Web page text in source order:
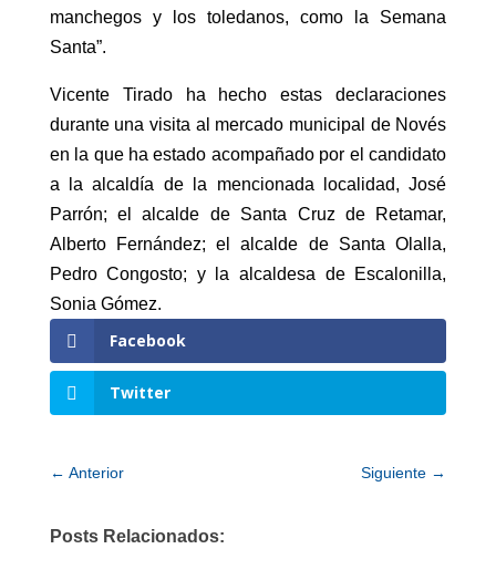
manchegos y los toledanos, como la Semana
Santa”.
Vicente Tirado ha hecho estas declaraciones
durante una visita al mercado municipal de Novés
en la que ha estado acompañado por el candidato
a la alcaldía de la mencionada localidad, José
Parrón; el alcalde de Santa Cruz de Retamar,
Alberto Fernández; el alcalde de Santa Olalla,
Pedro Congosto; y la alcaldesa de Escalonilla,
Sonia Gómez.
Facebook
Twitter
← Anterior Siguiente →
Posts Relacionados: